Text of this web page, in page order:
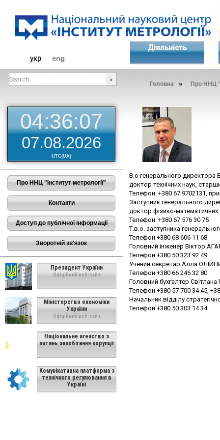
укр eng
Діяльність
Головна » Про ННЦ
04:36:08
07.08.2026
UTC(UA)
Про ННЦ "Інститут метрології"
Контакти
Доступ до публічної інформації
Зворотній зв'язок
Президент України
Офіційний веб-сайт
Міністерство економіки
України
Офіційний веб-сайт
Національне агенство з
питань запобігання корупції
Комунікативна платформа з
технічного регулювання в
Україні
В.о генерального
доктор технічних наук,
Телефон: +380 67 9702131,
Заступник генерального
доктор фізико-
Телефон: +380 67 576 30 75
Т.в.о. заступника
Телефон +380 68 606 11 68
Головний інженер Віктор
Телефон +380 50 323 92 49
Учений секретар Алла
Телефон +380 66 245 32 80
Головний бухгалтер
Телефон +380 57 700 34 45,
Начальник відділу
Телефон +380 50 303 14 34